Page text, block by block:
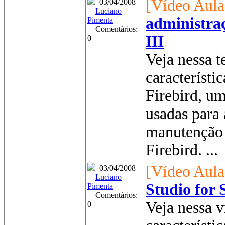
03/04/2008
Luciano
Pimenta
Comentários:
0
[Vídeo
III
Veja nessa
Firebird,
usadas
Firebird. ...
03/04/2008
Luciano
Pimenta
Comentários:
0
[Vídeo
Studio for
Veja nessa